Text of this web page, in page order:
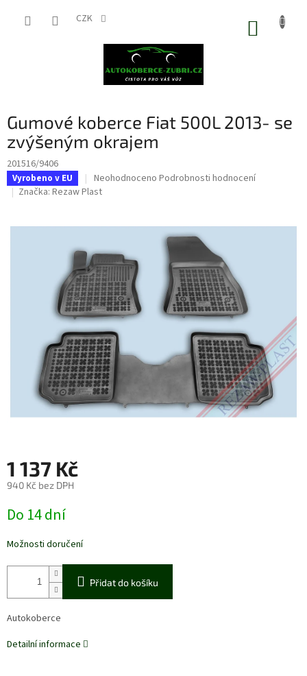
CZK
Gumové koberce Fiat 500L 2013- se
zvýšeným okrajem
201516/9406
Vyrobeno v EU
Průměrné
hodnocení
0,0
5
hvězdiček.
Neohodnoceno Podrobnosti hodnocení
Značka: Rezaw Plast
1 137 Kč
940 Kč bez DPH
cena:
Do 14 dní
Možnosti doručení
Přidat do košíku
Autokoberce
Detailní informace